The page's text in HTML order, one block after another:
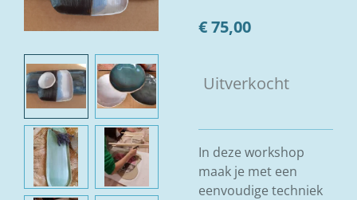
€ 75,00
Uitverkocht
In deze workshop
maak je met een
eenvoudige techniek